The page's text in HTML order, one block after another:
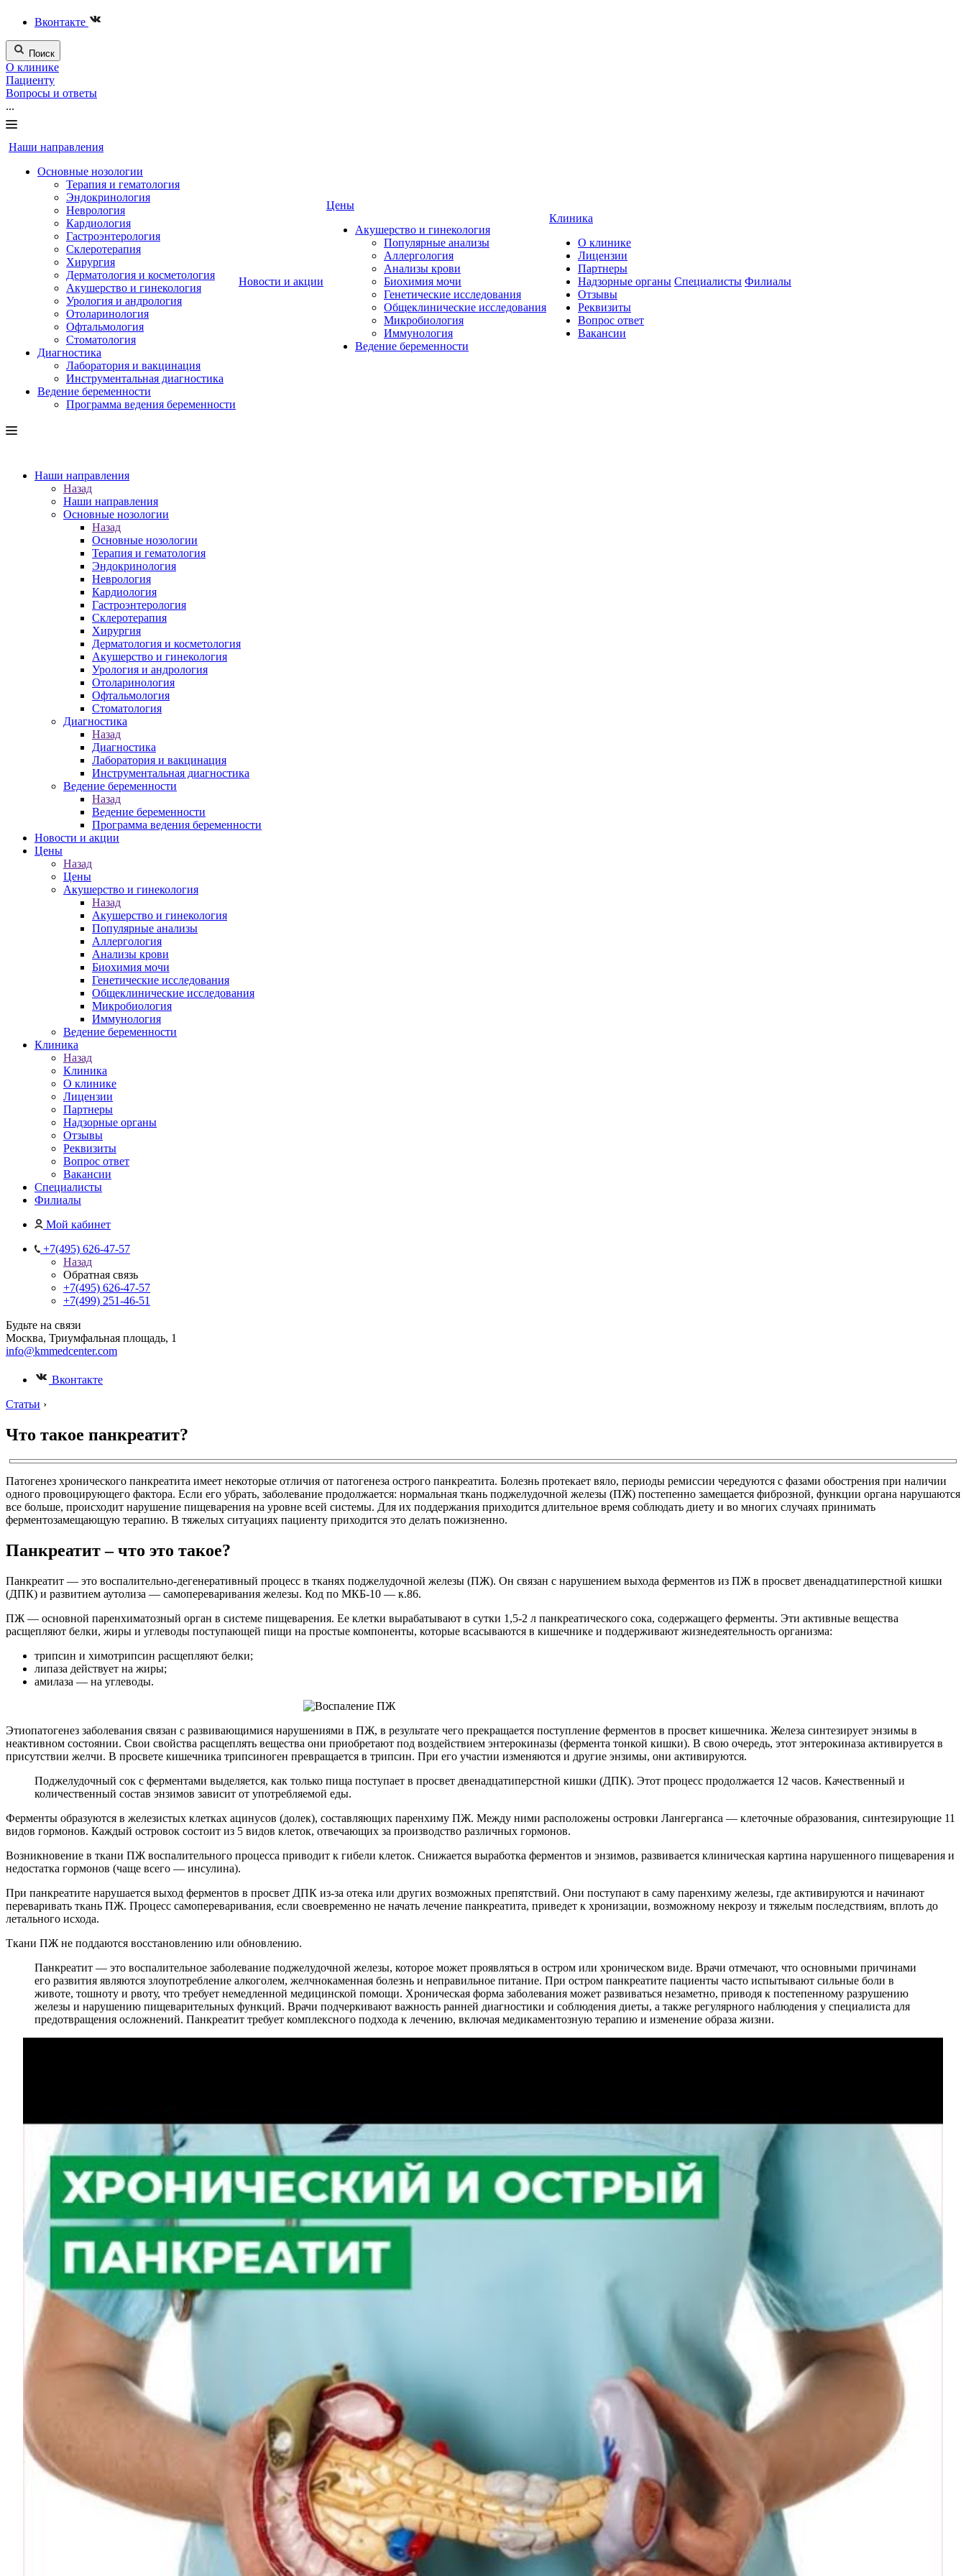
Вконтакте
Поиск
О клинике
Пациенту
Вопросы и ответы
...
Наши направления
Основные нозологии
Терапия и гематология
Эндокринология
Неврология
Кардиология
Гастроэнтерология
Склеротерапия
Хирургия
Дерматология и косметология
Акушерство и гинекология
Урология и андрология
Отоларинология
Офтальмология
Стоматология
Диагностика
Лаборатория и вакцинация
Инструментальная диагностика
Ведение беременности
Программа ведения беременности
Новости и акции
Цены
Акушерство и гинекология
Популярные анализы
Аллергология
Анализы крови
Биохимия мочи
Генетические исследования
Общеклинические исследования
Микробиология
Иммунология
Ведение беременности
Клиника
О клинике
Лицензии
Партнеры
Надзорные органы
Отзывы
Реквизиты
Вопрос ответ
Вакансии
Специалисты Филиалы
Наши направления
Назад
Наши направления
Основные нозологии
Назад
Основные нозологии
Терапия и гематология
Эндокринология
Неврология
Кардиология
Гастроэнтерология
Склеротерапия
Хирургия
Дерматология и косметология
Акушерство и гинекология
Урология и андрология
Отоларинология
Офтальмология
Стоматология
Диагностика
Назад
Диагностика
Лаборатория и вакцинация
Инструментальная диагностика
Ведение беременности
Назад
Ведение беременности
Программа ведения беременности
Новости и акции
Цены
Назад
Цены
Акушерство и гинекология
Назад
Акушерство и гинекология
Популярные анализы
Аллергология
Анализы крови
Биохимия мочи
Генетические исследования
Общеклинические исследования
Микробиология
Иммунология
Ведение беременности
Клиника
Назад
Клиника
О клинике
Лицензии
Партнеры
Надзорные органы
Отзывы
Реквизиты
Вопрос ответ
Вакансии
Специалисты
Филиалы
Мой кабинет
+7(495) 626-47-57
Назад
Обратная связь
+7(495) 626-47-57
+7(499) 251-46-51
Будьте на связи
Москва, Триумфальная площадь, 1
info@kmmedcenter.com
Вконтакте
Статьи ›
Что такое панкреатит?
Патогенез хронического панкреатита имеет некоторые отличия от патогенеза острого панкреатита. Болезнь протекает вяло, периоды ремиссии чередуются с фазами обострения при наличии
одного провоцирующего фактора. Если его убрать, заболевание продолжается: нормальная ткань поджелудочной железы (ПЖ) постепенно замещается фиброзной, функции органа нарушаются
все больше, происходит нарушение пищеварения на уровне всей системы. Для их поддержания приходится длительное время соблюдать диету и во многих случаях принимать
ферментозамещающую терапию. В тяжелых ситуациях пациенту приходится это делать пожизненно.
Панкреатит – что это такое?
Панкреатит — это воспалительно-дегенеративный процесс в тканях поджелудочной железы (ПЖ). Он связан с нарушением выхода ферментов из ПЖ в просвет двенадцатиперстной кишки
(ДПК) и развитием аутолиза — самопереваривания железы. Код по МКБ-10 — к.86.
ПЖ — основной паренхиматозный орган в системе пищеварения. Ее клетки вырабатывают в сутки 1,5-2 л панкреатического сока, содержащего ферменты. Эти активные вещества
расщепляют белки, жиры и углеводы поступающей пищи на простые компоненты, которые всасываются в кишечнике и поддерживают жизнедеятельность организма:
трипсин и химотрипсин расщепляют белки;
липаза действует на жиры;
амилаза — на углеводы.
Этиопатогенез заболевания связан с развивающимися нарушениями в ПЖ, в результате чего прекращается поступление ферментов в просвет кишечника. Железа синтезирует энзимы в
неактивном состоянии. Свои свойства расщеплять вещества они приобретают под воздействием энтерокиназы (фермента тонкой кишки). В свою очередь, этот энтерокиназа активируется в
присутствии желчи. В просвете кишечника трипсиноген превращается в трипсин. При его участии изменяются и другие энзимы, они активируются.
Поджелудочный сок с ферментами выделяется, как только пища поступает в просвет двенадцатиперстной кишки (ДПК). Этот процесс продолжается 12 часов. Качественный и
количественный состав энзимов зависит от употребляемой еды.
Ферменты образуются в железистых клетках ацинусов (долек), составляющих паренхиму ПЖ. Между ними расположены островки Лангерганса — клеточные образования, синтезирующие 11
видов гормонов. Каждый островок состоит из 5 видов клеток, отвечающих за производство различных гормонов.
Возникновение в ткани ПЖ воспалительного процесса приводит к гибели клеток. Снижается выработка ферментов и энзимов, развивается клиническая картина нарушенного пищеварения и
недостатка гормонов (чаще всего — инсулина).
При панкреатите нарушается выход ферментов в просвет ДПК из-за отека или других возможных препятствий. Они поступают в саму паренхиму железы, где активируются и начинают
переваривать ткань ПЖ. Процесс самопереваривания, если своевременно не начать лечение панкреатита, приведет к хронизации, возможному некрозу и тяжелым последствиям, вплоть до
летального исхода.
Ткани ПЖ не поддаются восстановлению или обновлению.
Панкреатит — это воспалительное заболевание поджелудочной железы, которое может проявляться в остром или хроническом виде. Врачи отмечают, что основными причинами
его развития являются злоупотребление алкоголем, желчнокаменная болезнь и неправильное питание. При остром панкреатите пациенты часто испытывают сильные боли в
животе, тошноту и рвоту, что требует немедленной медицинской помощи. Хроническая форма заболевания может развиваться незаметно, приводя к постепенному разрушению
железы и нарушению пищеварительных функций. Врачи подчеркивают важность ранней диагностики и соблюдения диеты, а также регулярного наблюдения у специалиста для
предотвращения осложнений. Панкреатит требует комплексного подхода к лечению, включая медикаментозную терапию и изменение образа жизни.